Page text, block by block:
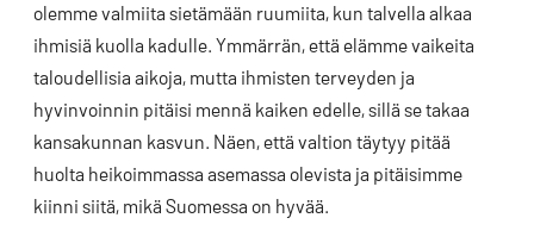
olemme valmiita sietämään ruumiita, kun talvella alkaa
ihmisiä kuolla kadulle. Ymmärrän, että elämme vaikeita
taloudellisia aikoja, mutta ihmisten terveyden ja
hyvinvoinnin pitäisi mennä kaiken edelle, sillä se takaa
kansakunnan kasvun. Näen, että valtion täytyy pitää
huolta heikoimmassa asemassa olevista ja pitäisimme
kiinni siitä, mikä Suomessa on hyvää.